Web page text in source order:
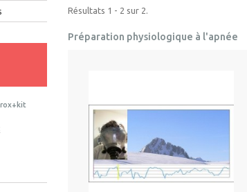
Résultats 1 - 2 sur 2.
Préparation physiologique à l'apnée